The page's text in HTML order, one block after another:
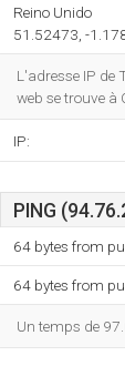
Reino Unido
51.52473, -
L'adresse IP de
web se trouve à
IP:
PING
64 bytes from
64 bytes from
Un temps de